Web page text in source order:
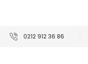
0212 912 36 86